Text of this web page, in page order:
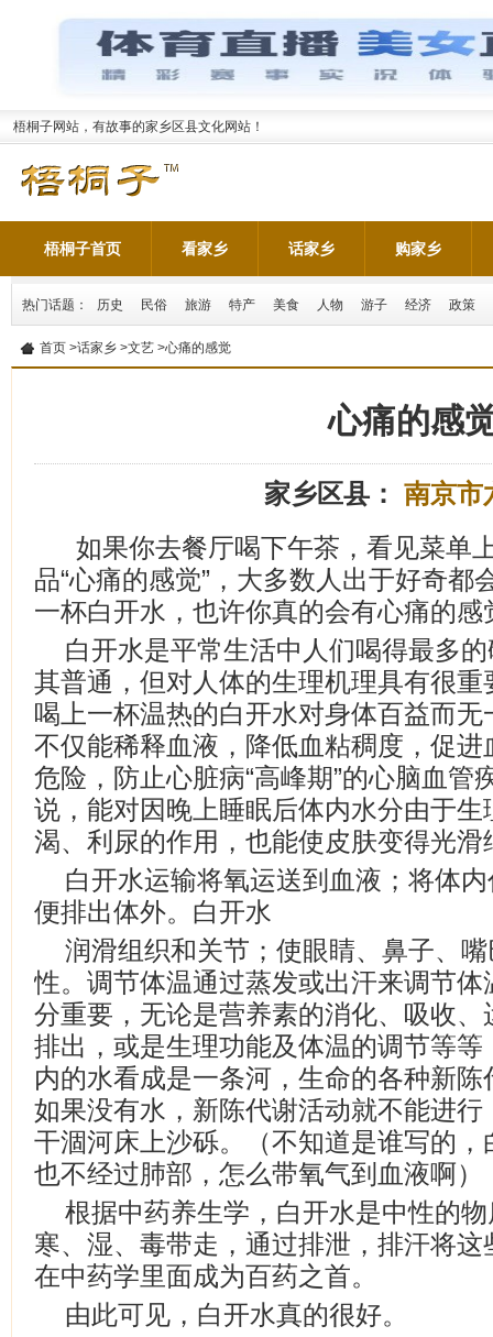
梧桐子网站，有故事的家乡区县文化网站！
梧桐子首页 看家乡 话家乡 购家乡
热门话题： 历史 民俗 旅游 特产 美食 人物 游子 经济 政策
首页 >话家乡 >文艺 >心痛的感觉
心痛的感
家乡区县： 南京市
如果你去餐厅喝下午茶，看见菜单
品“心痛的感觉”，大多数人出于好奇都
一杯白开水，也许你真的会有心痛的感
白开水是平常生活中人们喝得最多
其普通，但对人体的生理机理具有很
喝上一杯温热的白开水对身体百益而
不仅能稀释血液，降低血粘稠度，促
危险，防止心脏病“高峰期”的心脑血管
说，能对因晚上睡眠后体内水分由于
渴、利尿的作用，也能使皮肤变得光滑
白开水运输将氧运送到血液；将体
便排出体外。白开水
润滑组织和关节；使眼睛、鼻子、
性。调节体温通过蒸发或出汗来调节
分重要，无论是营养素的消化、吸收
排出，或是生理功能及体温的调节等
内的水看成是一条河，生命的各种新
如果没有水，新陈代谢活动就不能进
干涸河床上沙砾。（不知道是谁写的
也不经过肺部，怎么带氧气到血液啊）
根据中药养生学，白开水是中性的
寒、湿、毒带走，通过排泄，排汗将
在中药学里面成为百药之首。
由此可见，白开水真的很好。